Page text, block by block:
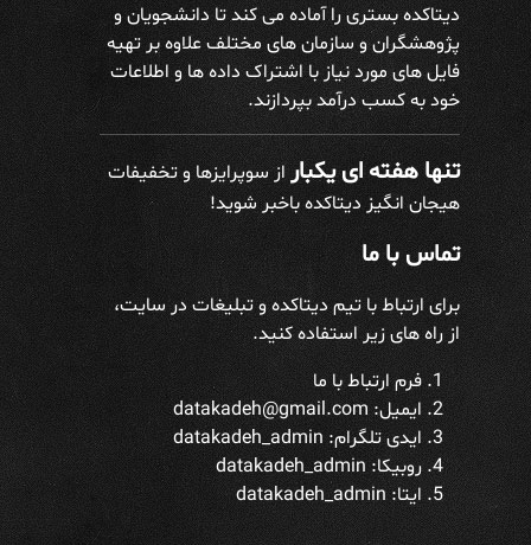
دیتاکده بستری را آماده می کند تا دانشجویان و
پژوهشگران و سازمان های مختلف علاوه بر تهیه
فایل های مورد نیاز با اشتراک داده ها و اطلاعات
خود به کسب درآمد بپردازند.
تنها هفته ای یکباراز سوپرایزها و تخفیفات
هیجان انگیز دیتاکده باخبر شوید!
تماس با ما
برای ارتباط با تیم دیتاکده و تبلیغات در سایت،
از راه های زیر استفاده کنید.
فرم ارتباط با ما
ایمیل: datakadeh@gmail.com
ایدی تلگرام:datakadeh_admin
روبیکا: datakadeh_admin
ایتا: datakadeh_admin